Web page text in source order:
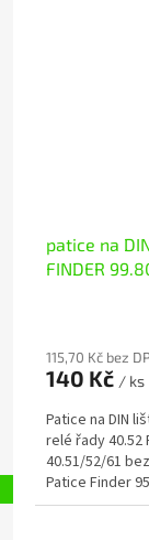
patice na
FINDER
115,70 Kč bez
140 Kč / ks
Patice na DIN
relé řady 40.52
40.51/52/61
Patice Finder
k